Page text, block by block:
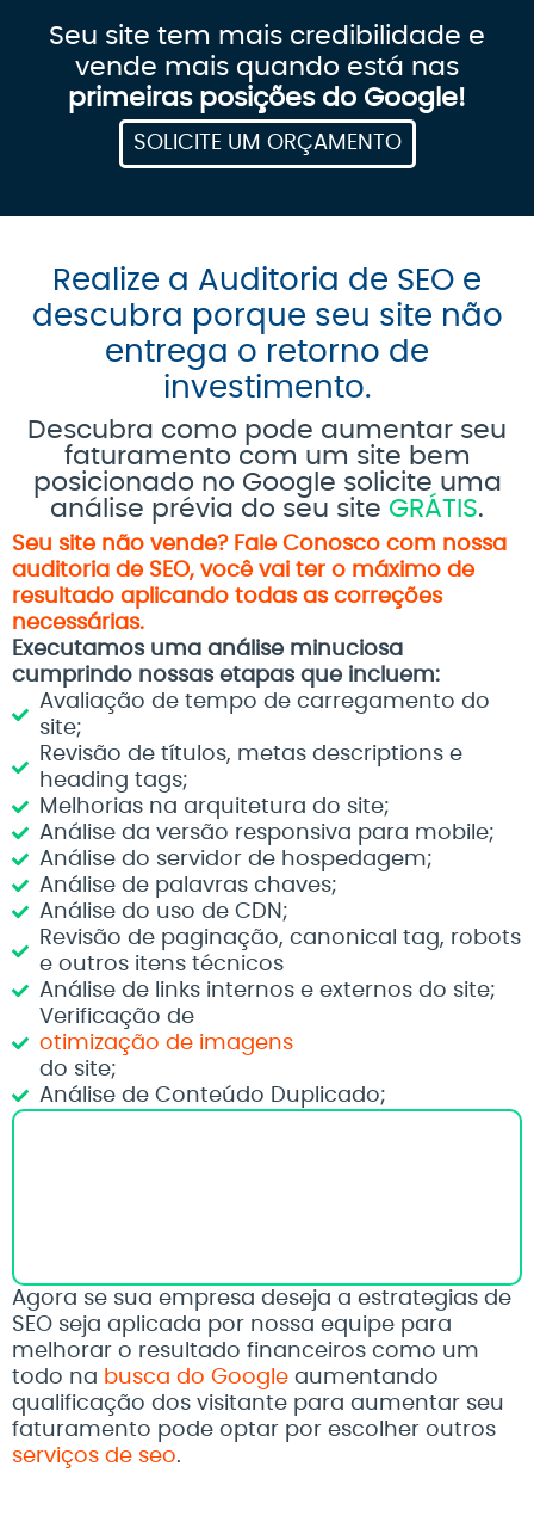
Seu site tem mais credibilidade e
vende mais quando está nas
primeiras posições do Google!
SOLICITE UM ORÇAMENTO
Realize a Auditoria de SEO e
descubra porque seu site não
entrega o retorno de
investimento.
Descubra como pode aumentar seu
faturamento com um site bem
posicionado no Google solicite uma
análise prévia do seu site GRÁTIS.
Seu site não vende? Fale Conosco com nossa
auditoria de SEO, você vai ter o máximo de
resultado aplicando todas as correções
necessárias.
Executamos uma análise minuciosa
cumprindo nossas etapas que incluem:
Avaliação de tempo de carregamento do
site;
Revisão de títulos, metas descriptions e
heading tags;
Melhorias na arquitetura do site;
Análise da versão responsiva para mobile;
Análise do servidor de hospedagem;
Análise de palavras chaves;
Análise do uso de CDN;
Revisão de paginação, canonical tag, robots
e outros itens técnicos
Análise de links internos e externos do site;
Verificação de
otimização de imagens
do site;
Análise de Conteúdo Duplicado;
Agora se sua empresa deseja a estrategias de
SEO seja aplicada por nossa equipe para
melhorar o resultado financeiros como um
todo na busca do Google aumentando
qualificação dos visitante para aumentar seu
faturamento pode optar por escolher outros
serviços de seo.